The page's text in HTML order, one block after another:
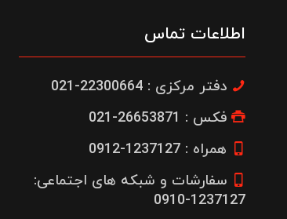
اطلاعات تماس
دفتر مرکزی : 22300664-021
فکس : 26653871-021
همراه : 1237127-0912
سفارشات و شبکه های اجتماعی:
1237127-0910